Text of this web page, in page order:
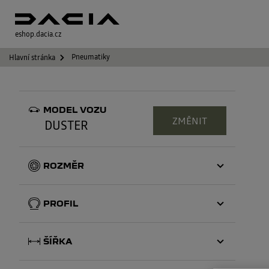
eshop.dacia.cz
Hlavní stránka Pneumatiky
MODEL VOZU
DUSTER ZMĚNIT
ROZMĚR
17
PROFIL
60
ŠÍŘKA